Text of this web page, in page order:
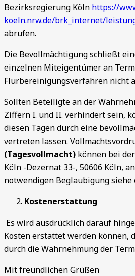
Bezirksregierung Köln https://
koeln.nrw.de/brk_internet/
abrufen.
Die Bevollmächtigung schließt
einzelnen Miteigentümer an
Flurbereinigungsverfahren nicht
Sollten Beteiligte an der
Ziffern I. und II. verhindert sein,
diesen Tagen durch eine
vertreten lassen.
(Tagesvollmacht) können bei
Köln -Dezernat 33-, 50606 Köln,
notwendigen Beglaubigung siehe
Kostenerstattung
Es wird ausdrücklich darauf
Kosten erstattet werden können,
durch die Wahrnehmung der
Mit freundlichen Grüßen